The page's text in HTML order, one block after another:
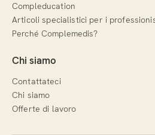
Compleducation
Articoli specialistici per i
Perché Complemedis?
Chi siamo
Contattateci
Chi siamo
Offerte di lavoro